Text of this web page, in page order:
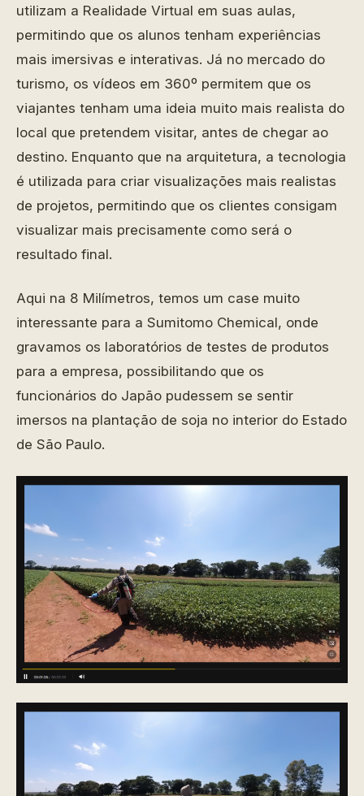
utilizam a Realidade Virtual em suas aulas,
permitindo que os alunos tenham experiências
mais imersivas e interativas. Já no mercado do
turismo, os vídeos em 360º permitem que os
viajantes tenham uma ideia muito mais realista do
local que pretendem visitar, antes de chegar ao
destino. Enquanto que na arquitetura, a tecnologia
é utilizada para criar visualizações mais realistas
de projetos, permitindo que os clientes consigam
visualizar mais precisamente como será o
resultado final.
Aqui na 8 Milímetros, temos um case muito
interessante para a Sumitomo Chemical, onde
gravamos os laboratórios de testes de produtos
para a empresa, possibilitando que os
funcionários do Japão pudessem se sentir
imersos na plantação de soja no interior do Estado
de São Paulo.